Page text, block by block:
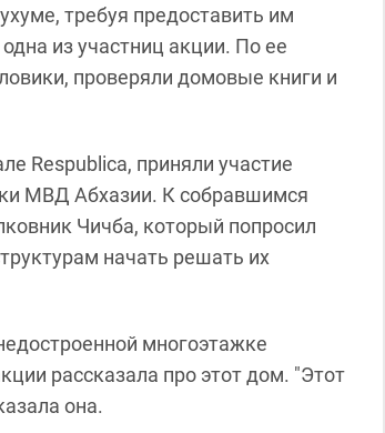
требуя предоставить им
из участниц акции. По ее
проверяли домовые книги и
Respublica, приняли участие
МВД Абхазии. К собравшимся
Чичба, который попросил
начать решать их
многоэтажке
рассказала про этот дом. "Этот
она.